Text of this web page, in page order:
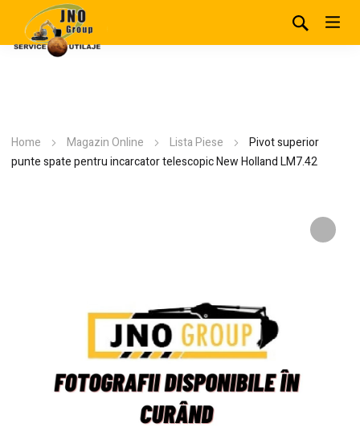
Home Magazin Online Lista Piese
Pivot superior
punte spate pentru incarcator telescopic New Holland LM7.42